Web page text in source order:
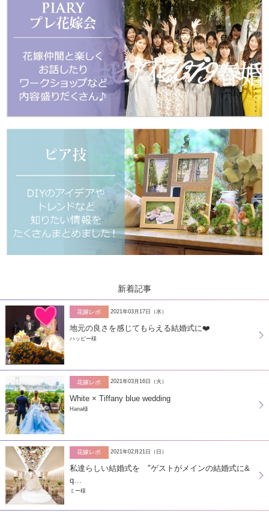
新着記事
花嫁レポ 2021年03月17日（水）
地元の良さを感じてもらえる結婚式に❤️
ハッピー様
花嫁レポ 2021年03月16日（火）
White × Tiffany blue wedding
Hana様
花嫁レポ 2021年02月21日（日）
私達らしい結婚式を "ゲストがメインの結婚式に&
q…
ミー様